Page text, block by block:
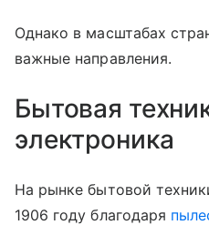
Однако в масштабах
важные направления.
Бытовая
электроника
На рынке бытовой
1906 году благодаря